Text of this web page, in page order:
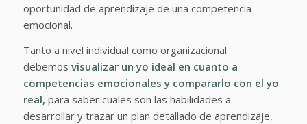
oportunidad de aprendizaje de una competencia
emocional.
Tanto a nivel individual como organizacional
debemos visualizar un yo ideal en cuanto a
competencias emocionales y compararlo con el yo
real, para saber cuales son las habilidades a
desarrollar y trazar un plan detallado de aprendizaje,